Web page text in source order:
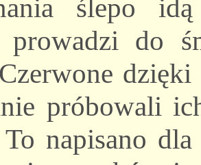
ślepo
prowadzi do
próbowali
napisano